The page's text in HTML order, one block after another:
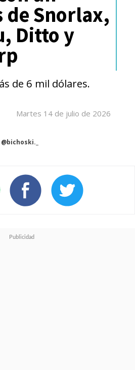
de Snorlax,
Ditto y
de 6 mil dólares.
Martes 14 de julio de 2026